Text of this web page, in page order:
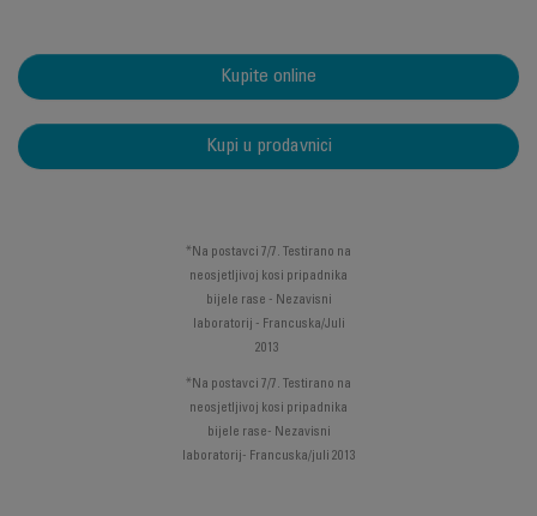
Kupite online
Kupi u prodavnici
*Na postavci 7/7. Testirano na
neosjetljivoj kosi pripadnika
bijele rase - Nezavisni
laboratorij - Francuska/Juli
2013
*Na postavci 7/7. Testirano na
neosjetljivoj kosi pripadnika
bijele rase- Nezavisni
laboratorij- Francuska/juli 2013